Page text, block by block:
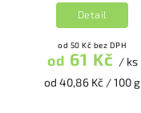
od 50 Kč bez DPH
od 61 Kč / ks
od 40,86 Kč / 100 g
Detail